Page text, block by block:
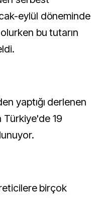
eylül döneminde
bu tutarın
yaptığı derlenen
Türkiye'de 19
birçok